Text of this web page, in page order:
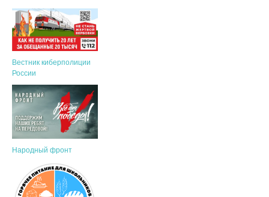
Вестник киберполиции
России
Народный фронт